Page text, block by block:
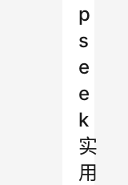
p
s
e
e
k
实
用